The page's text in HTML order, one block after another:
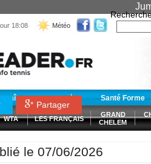
18:08 Météo
Santé Forme
WTA LES FRANÇAIS
GRAND
CHELEM
Partager
le 07/06/2026